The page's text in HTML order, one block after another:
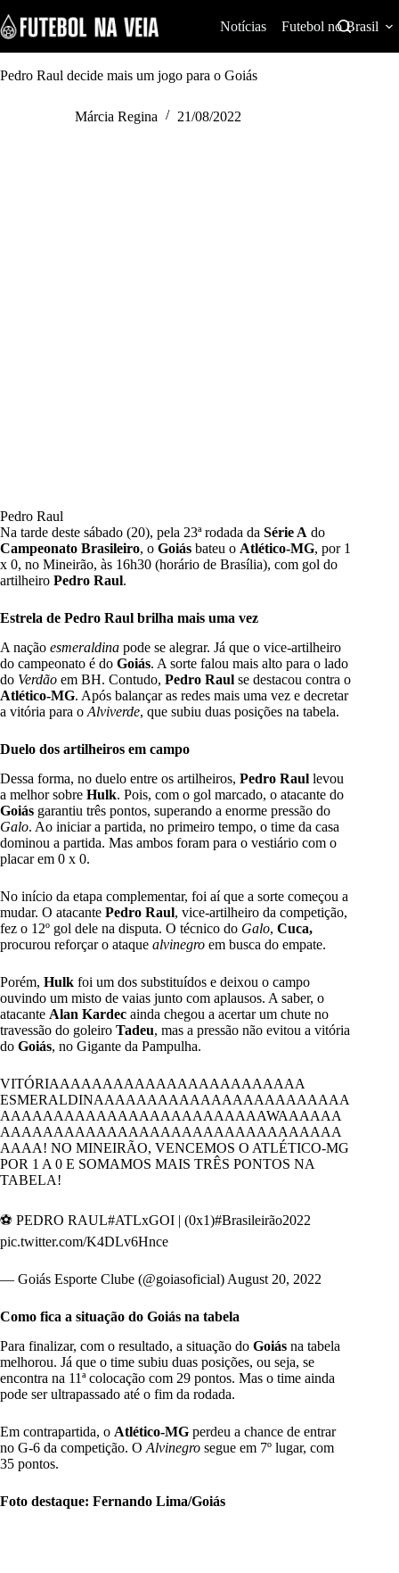
k
i
p
t
Notícias Futebol no Brasil
Pedro Raul decide mais um jogo para o Goiás
Márcia Regina 21/08/2022
Pedro Raul
Na tarde deste sábado (20), pela 23ª rodada da Série A do
Campeonato Brasileiro, o Goiás bateu o Atlético-MG, por 1
x 0, no Mineirão, às 16h30 (horário de Brasília), com gol do
artilheiro Pedro Raul.
Estrela de Pedro Raul brilha mais uma vez
A nação esmeraldina pode se alegrar. Já que o vice-artilheiro
do campeonato é do Goiás. A sorte falou mais alto para o lado
do Verdão em BH. Contudo, Pedro Raul se destacou contra o
Atlético-MG. Após balançar as redes mais uma vez e decretar
a vitória para o Alviverde, que subiu duas posições na tabela.
Duelo dos artilheiros em campo
Dessa forma, no duelo entre os artilheiros, Pedro Raul levou
a melhor sobre Hulk. Pois, com o gol marcado, o atacante do
Goiás garantiu três pontos, superando a enorme pressão do
Galo. Ao iniciar a partida, no primeiro tempo, o time da casa
dominou a partida. Mas ambos foram para o vestiário com o
placar em 0 x 0.
No início da etapa complementar, foi aí que a sorte começou a
mudar. O atacante Pedro Raul, vice-artilheiro da competição,
fez o 12º gol dele na disputa. O técnico do Galo, Cuca,
procurou reforçar o ataque alvinegro em busca do empate.
Porém, Hulk foi um dos substituídos e deixou o campo
ouvindo um misto de vaias junto com aplausos. A saber, o
atacante Alan Kardec ainda chegou a acertar um chute no
travessão do goleiro Tadeu, mas a pressão não evitou a vitória
do Goiás, no Gigante da Pampulha.
VITÓRIAAAAAAAAAAAAAAAAAAAAAAAA
ESMERALDINAAAAAAAAAAAAAAAAAAAAAAAA
AAAAAAAAAAAAAAAAAAAAAAAAAWAAAAAA
AAAAAAAAAAAAAAAAAAAAAAAAAAAAAAAA
AAAA! NO MINEIRÃO, VENCEMOS O ATLÉTICO-MG
POR 1 A 0 E SOMAMOS MAIS TRÊS PONTOS NA
TABELA!
⚽️ PEDRO RAUL#ATLxGOI | (0x1)#Brasileirão2022
pic.twitter.com/K4DLv6Hnce
— Goiás Esporte Clube (@goiasoficial) August 20, 2022
Como fica a situação do Goiás na tabela
Para finalizar, com o resultado, a situação do Goiás na tabela
melhorou. Já que o time subiu duas posições, ou seja, se
encontra na 11ª colocação com 29 pontos. Mas o time ainda
pode ser ultrapassado até o fim da rodada.
Em contrapartida, o Atlético-MG perdeu a chance de entrar
no G-6 da competição. O Alvinegro segue em 7º lugar, com
35 pontos.
Foto destaque: Fernando Lima/Goiás